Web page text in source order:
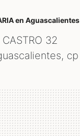
en Aguascalientes
32
cp